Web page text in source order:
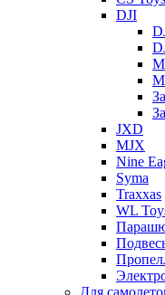
DJI
JXD
MJX
Nine
Syma
Traxxas
WL
Для